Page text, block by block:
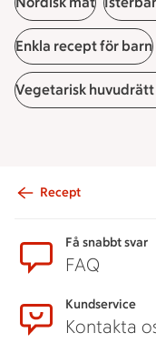
Enkla recept för barn
Vegetarisk
Recept
Få snabbt svar
FAQ
Kundservice
Kontakta